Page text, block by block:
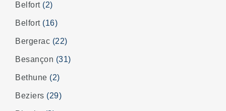
Belfort (2)
Belfort (16)
Bergerac (22)
Besançon (31)
Bethune (2)
Beziers (29)